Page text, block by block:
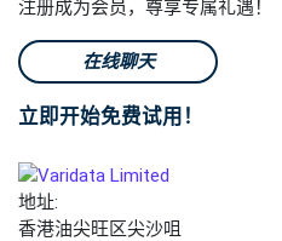
注册成为会员，尊享专属礼遇！
在线聊天
立即开始免费试用！
地址:
香港油尖旺区尖沙咀